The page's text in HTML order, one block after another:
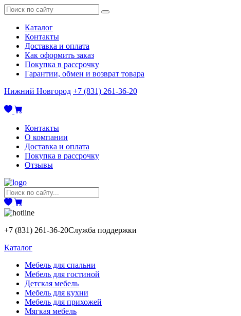
Каталог
Контакты
Доставка и оплата
Как оформить заказ
Покупка в рассрочку
Гарантии, обмен и возврат товара
Нижний Новгород +7 (831) 261-36-20
Контакты
О компании
Доставка и оплата
Покупка в рассрочку
Отзывы
+7 (831) 261-36-20Служба поддержки
Каталог
Мебель для спальни
Мебель для гостиной
Детская мебель
Мебель для кухни
Мебель для прихожей
Мягкая мебель